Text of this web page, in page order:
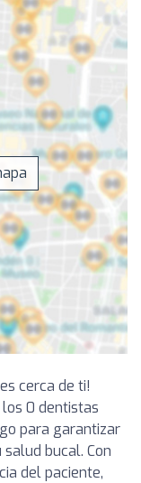
cerca de ti!
0 dentistas
para garantizar
bucal. Con
del paciente,